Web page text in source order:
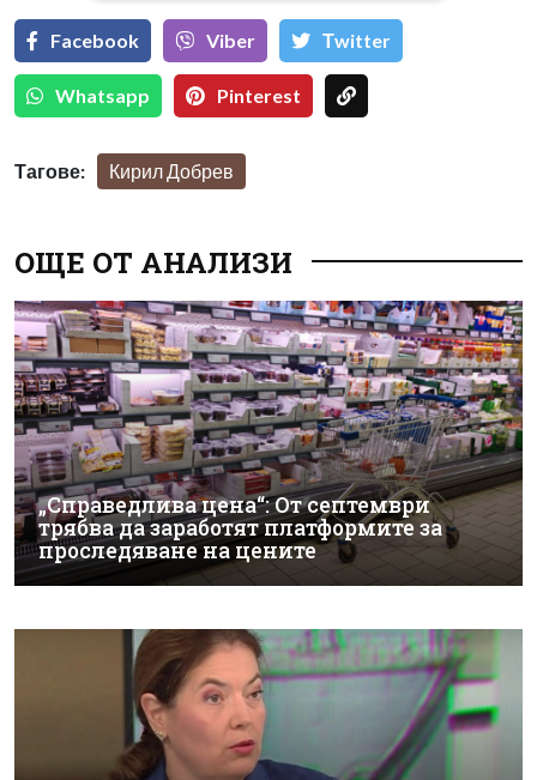
Facebook Viber Тwitter
Whatsapp Pinterest
Тагове: Кирил Добрев
ОЩЕ ОТ АНАЛИЗИ
„Справедлива цена“: От септември
трябва да заработят платформите за
проследяване на цените